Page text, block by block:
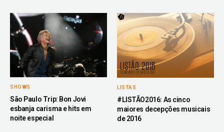
SHOWS
São Paulo Trip: Bon Jovi
esbanja carisma e hits em
noite especial
LISTAS
#LISTÃO2016: As cinco
maiores decepções musicais
de 2016